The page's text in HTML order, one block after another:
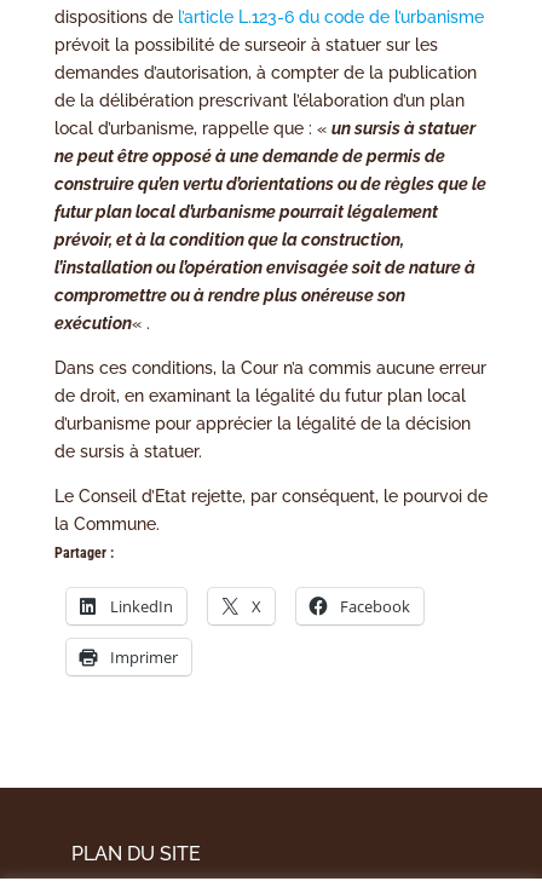
dispositions de l’article L.123-6 du code de l’urbanisme
prévoit la possibilité de surseoir à statuer sur les
demandes d’autorisation, à compter de la publication
de la délibération prescrivant l’élaboration d’un plan
local d’urbanisme, rappelle que : « un sursis à statuer
ne peut être opposé à une demande de permis de
construire qu’en vertu d’orientations ou de règles que le
futur plan local d’urbanisme pourrait légalement
prévoir, et à la condition que la construction,
l’installation ou l’opération envisagée soit de nature à
compromettre ou à rendre plus onéreuse son
exécution« .
Dans ces conditions, la Cour n’a commis aucune erreur
de droit, en examinant la légalité du futur plan local
d’urbanisme pour apprécier la légalité de la décision
de sursis à statuer.
Le Conseil d’Etat rejette, par conséquent, le pourvoi de
la Commune.
Partager :
LinkedIn X Facebook
Imprimer
PLAN DU SITE